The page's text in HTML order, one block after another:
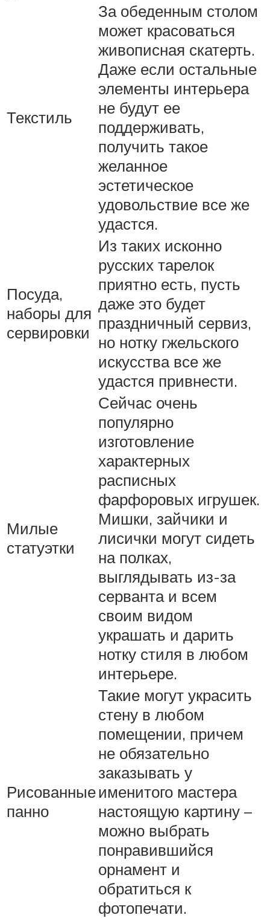
Текстиль
За обеденным столом
может красоваться
живописная скатерть.
Даже если остальные
элементы интерьера
не будут ее
поддерживать,
получить такое
желанное
эстетическое
удовольствие все же
удастся.
Посуда,
наборы для
сервировки
Из таких исконно
русских тарелок
приятно есть, пусть
даже это будет
праздничный сервиз,
но нотку гжельского
искусства все же
удастся привнести.
Милые
статуэтки
Сейчас очень
популярно
изготовление
характерных
расписных
фарфоровых игрушек.
Мишки, зайчики и
лисички могут сидеть
на полках,
выглядывать из-за
серванта и всем
своим видом
украшать и дарить
нотку стиля в любом
интерьере.
Рисованные
панно
Такие могут украсить
стену в любом
помещении, причем
не обязательно
заказывать у
именитого мастера
настоящую картину –
можно выбрать
понравившийся
орнамент и
обратиться к
фотопечати.